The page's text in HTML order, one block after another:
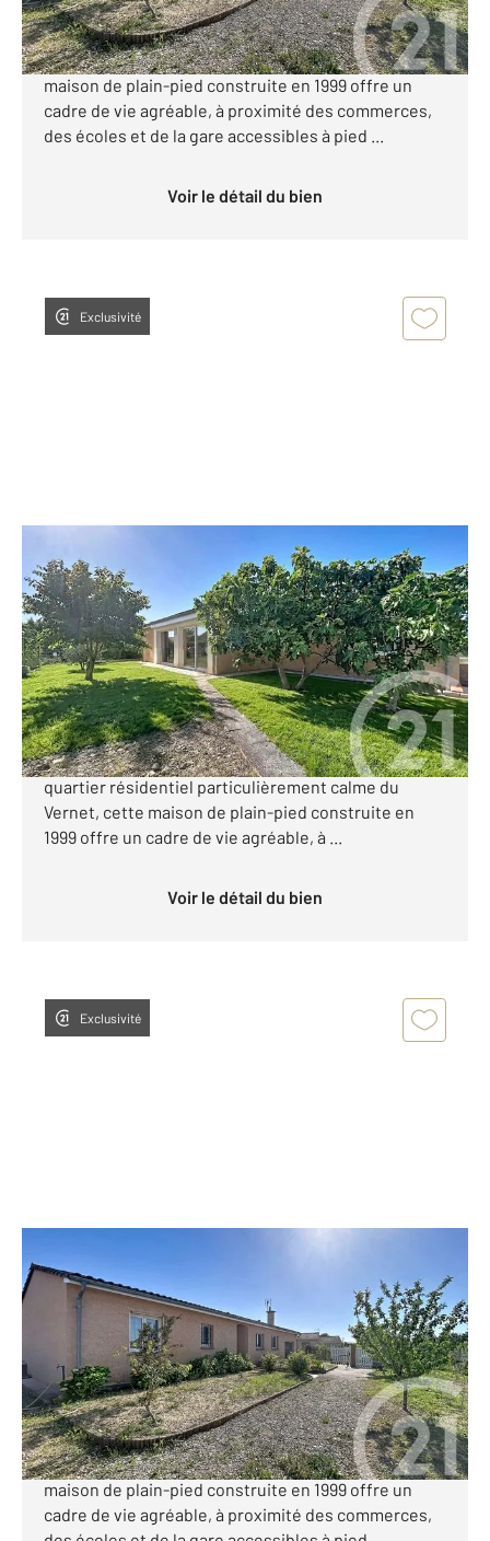
Située au fond d'une impasse, dans un quartier
résidentiel particulièrement calme du Vernet, cette
maison de plain-pied construite en 1999 offre un
cadre de vie agréable, à proximité des commerces,
des écoles et de la gare accessibles à pied ...
Voir le détail du bien
Exclusivité
VERNET 31
113 m2, 4 pièces
Ref : 71842
Maison à vendre
299 000 €
VILLA PLAIN PIED situé au Nord de Auterive et 15mn
de Muret Située au fond d'une impasse, dans un
quartier résidentiel particulièrement calme du
Vernet, cette maison de plain-pied construite en
1999 offre un cadre de vie agréable, à ...
Voir le détail du bien
Exclusivité
VERNET 31
113 m2, 4 pièces
Ref : 71843
Maison à vendre
299 000 €
Située au fond d'une impasse, dans un quartier
résidentiel particulièrement calme du Vernet, cette
maison de plain-pied construite en 1999 offre un
cadre de vie agréable, à proximité des commerces,